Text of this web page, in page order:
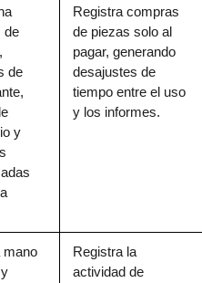
de
de
y
Registra compras
de piezas solo al
pagar, generando
desajustes de
tiempo entre el uso
y los informes.
mano
Registra la
actividad de